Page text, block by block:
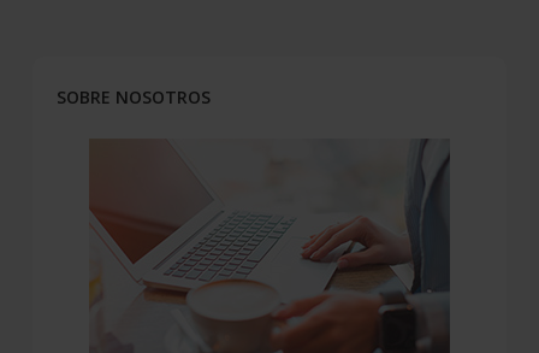
SOBRE NOSOTROS